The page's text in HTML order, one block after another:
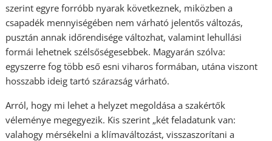
szerint egyre forróbb nyarak következnek, miközben a
csapadék mennyiségében nem várható jelentős változás,
pusztán annak időrendisége változhat, valamint lehullási
formái lehetnek szélsőségesebbek. Magyarán szólva:
egyszerre fog több eső esni viharos formában, utána viszont
hosszabb ideig tartó szárazság várható.
Arról, hogy mi lehet a helyzet megoldása a szakértők
véleménye megegyezik. Kis szerint „két feladatunk van:
valahogy mérsékelni a klímaváltozást, visszaszorítani a